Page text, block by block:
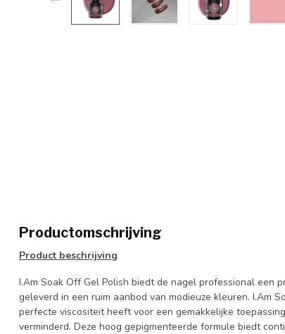
Productomschrijving
Product beschrijving
I.Am Soak Off Gel Polish biedt de nagel professional een
geleverd in een ruim aanbod van modieuze kleuren. I.Am
perfecte viscositeit heeft voor een gemakkelijke
verminderd. Deze hoog gepigmenteerde formule biedt